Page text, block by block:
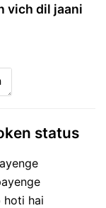
vich dil jaani
status
hoti hai